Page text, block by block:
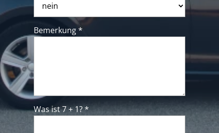
Bemerkung *
Was ist 7 + 1? *